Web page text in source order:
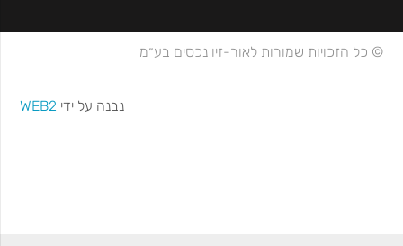
© כל הזכויות שמורות לאור-זיו נכסים בע״מ
נבנה על ידי WEB2